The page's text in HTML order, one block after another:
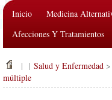
Inicio Medicina
Afecciones Y Tratamientos
Salud Pública Y Seguridad
| | Salud y Enfermedad
múltiple